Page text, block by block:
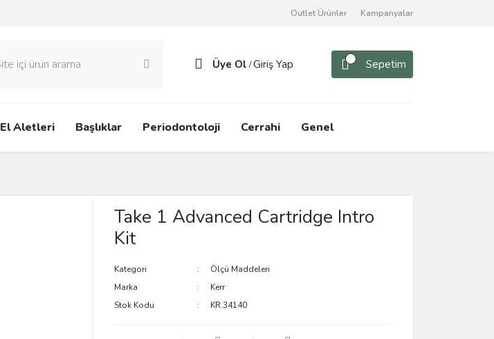
Outlet Ürünler Kampanyalar
Üye Ol /Giriş Yap Sepetim
El Aletleri Başlıklar Periodontoloji Cerrahi Genel
Take 1 Advanced Cartridge Intro
Kit
Kategori
Ölçü Maddeleri
Marka
Kerr
Stok Kodu
KR.34140